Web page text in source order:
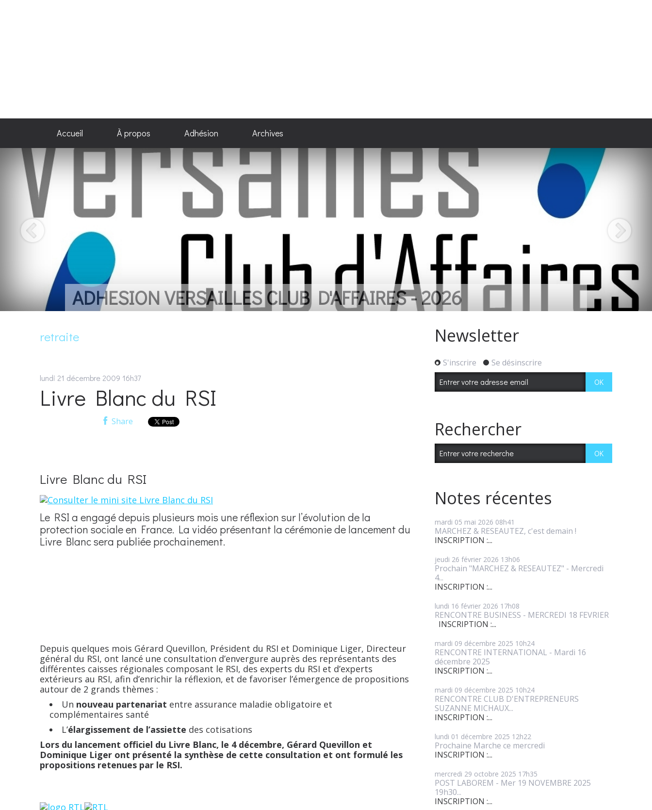
Accueil À propos Adhésion Archives
UN LIVRE POUR REMERCIER LES COMMERCANTS
retraite
lundi 21 décembre 2009 16h37
Livre Blanc du RSI
Share
Livre Blanc du RSI
Le RSI a engagé depuis plusieurs mois une réflexion sur l’évolution de la
protection sociale en France. La vidéo présentant la cérémonie de lancement du
Livre Blanc sera publiée prochainement.
Depuis quelques mois Gérard Quevillon, Président du RSI et Dominique Liger, Directeur
général du RSI, ont lancé une consultation d’envergure auprès des représentants des
différentes caisses régionales composant le RSI, des experts du RSI et d’experts
extérieurs au RSI, afin d’enrichir la réflexion, et de favoriser l’émergence de propositions
autour de 2 grands thèmes :
Un nouveau partenariat entre assurance maladie obligatoire et
complémentaires santé
L’élargissement de l’assiette des cotisations
Lors du lancement officiel du Livre Blanc, le 4 décembre, Gérard Quevillon et
Dominique Liger ont présenté la synthèse de cette consultation et ont formulé les
propositions retenues par le RSI.
Newsletter
S'inscrire Se désinscrire
Rechercher
Notes récentes
mardi 05 mai 2026 08h41
MARCHEZ & RESEAUTEZ, c'est demain !
INSCRIPTION :...
jeudi 26 février 2026 13h06
Prochain "MARCHEZ & RESEAUTEZ" - Mercredi
4...
INSCRIPTION :...
lundi 16 février 2026 17h08
RENCONTRE BUSINESS - MERCREDI 18 FEVRIER
INSCRIPTION :...
mardi 09 décembre 2025 10h24
RENCONTRE INTERNATIONAL - Mardi 16
décembre 2025
INSCRIPTION :...
mardi 09 décembre 2025 10h24
RENCONTRE CLUB D'ENTREPRENEURS
SUZANNE MICHAUX...
INSCRIPTION :...
lundi 01 décembre 2025 12h22
Prochaine Marche ce mercredi
INSCRIPTION :...
mercredi 29 octobre 2025 17h35
POST LABOREM - Mer 19 NOVEMBRE 2025
19h30...
INSCRIPTION :...